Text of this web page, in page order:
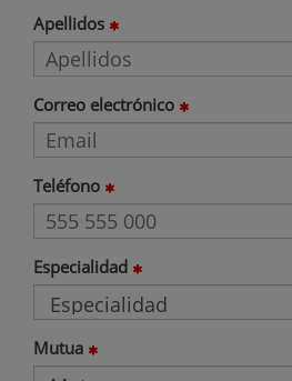
Apellidos
Correo electrónico
Teléfono
Especialidad
Mutua